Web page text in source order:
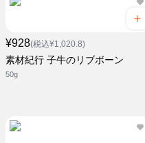
¥928(税込¥1,020.8)
素材紀行 子牛のリブボーン
50g